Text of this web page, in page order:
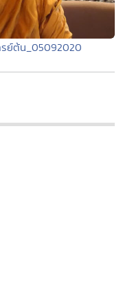
ย์ต้น_05092020